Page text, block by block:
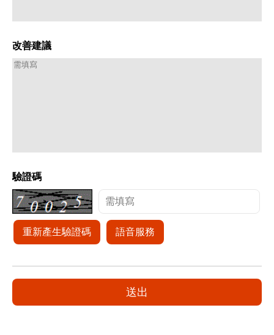
改善建議
驗證碼
重新產生驗證碼 語音服務